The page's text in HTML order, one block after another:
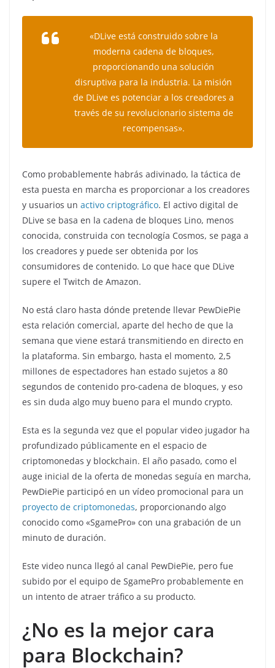
«DLive está construido sobre la
moderna cadena de bloques,
proporcionando una solución
disruptiva para la industria. La misión
de DLive es potenciar a los creadores a
través de su revolucionario sistema de
recompensas».
Como probablemente habrás adivinado, la táctica de
esta puesta en marcha es proporcionar a los creadores
y usuarios un activo criptográfico. El activo digital de
DLive se basa en la cadena de bloques Lino, menos
conocida, construida con tecnología Cosmos, se paga a
los creadores y puede ser obtenida por los
consumidores de contenido. Lo que hace que DLive
supere el Twitch de Amazon.
No está claro hasta dónde pretende llevar PewDiePie
esta relación comercial, aparte del hecho de que la
semana que viene estará transmitiendo en directo en
la plataforma. Sin embargo, hasta el momento, 2,5
millones de espectadores han estado sujetos a 80
segundos de contenido pro-cadena de bloques, y eso
es sin duda algo muy bueno para el mundo crypto.
Esta es la segunda vez que el popular video jugador ha
profundizado públicamente en el espacio de
criptomonedas y blockchain. El año pasado, como el
auge inicial de la oferta de monedas seguía en marcha,
PewDiePie participó en un vídeo promocional para un
proyecto de criptomonedas, proporcionando algo
conocido como «SgamePro» con una grabación de un
minuto de duración.
Este video nunca llegó al canal PewDiePie, pero fue
subido por el equipo de SgamePro probablemente en
un intento de atraer tráfico a su producto.
¿No es la mejor cara
para Blockchain?